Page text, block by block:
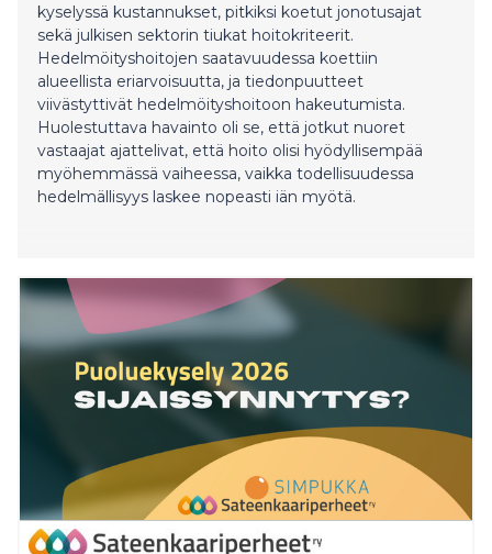
kyselyssä kustannukset, pitkiksi koetut jonotusajat
sekä julkisen sektorin tiukat hoitokriteerit.
Hedelmöityshoitojen saatavuudessa koettiin
alueellista eriarvoisuutta, ja tiedonpuutteet
viivästyttivät hedelmöityshoitoon hakeutumista.
Huolestuttava havainto oli se, että jotkut nuoret
vastaajat ajattelivat, että hoito olisi hyödyllisempää
myöhemmässä vaiheessa, vaikka todellisuudessa
hedelmällisyys laskee nopeasti iän myötä.